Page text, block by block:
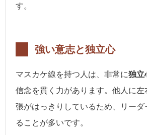
す。
強い意志と独立心
マスカケ線を持つ人は、非常に独立
信念を貫く力があります。他人に左
張がはっきりしているため、リーダ
ることが多いです。